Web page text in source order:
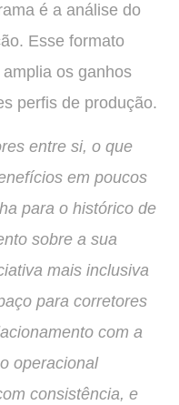
é a análise do
Esse formato
os ganhos
perfis de produção.
entre si, o que
em poucos
para o histórico de
sobre a sua
mais inclusiva
para corretores
com a
operacional
consistência, e